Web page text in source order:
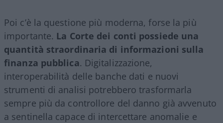
Poi c’è la questione più moderna, forse la più
importante. La Corte dei conti possiede una
quantità straordinaria di informazioni sulla
finanza pubblica. Digitalizzazione,
interoperabilità delle banche dati e nuovi
strumenti di analisi potrebbero trasformarla
sempre più da controllore del danno già avvenuto
a sentinella capace di intercettare anomalie e